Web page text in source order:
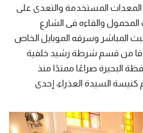
المعدات المستخدمة والتعدى على
والقاءه فى الشارع
المباشر وسرقه الموبايل الخاص
من قسم شرطة رشيد خلفية
البحيرة صراعًا ممتدًا منذ
السيدة العذراء، إحدى